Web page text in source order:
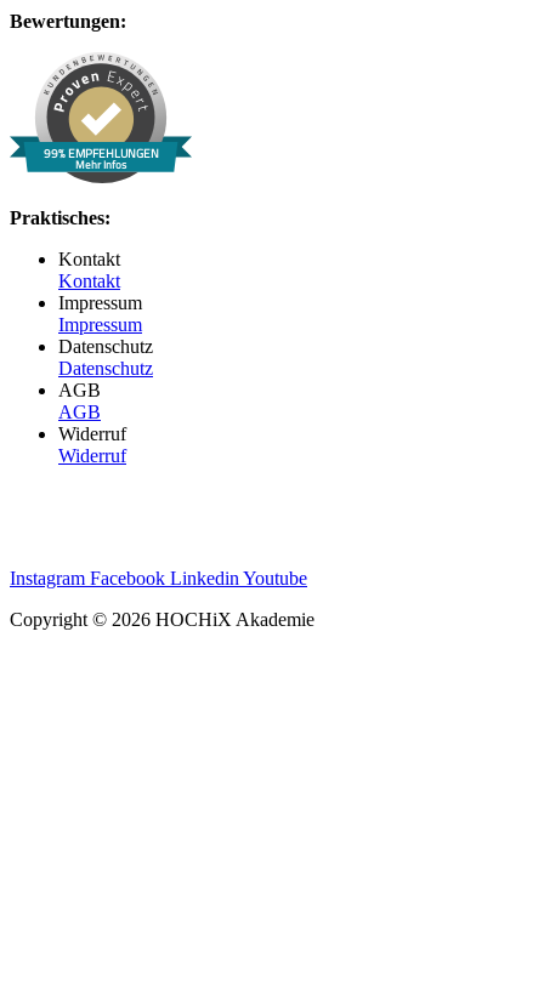
Bewertungen:
99% EMPFEHLUNGEN
Mehr Infos
Praktisches:
Kontakt
Kontakt
Impressum
Impressum
Datenschutz
Datenschutz
AGB
AGB
Widerruf
Widerruf
Instagram Facebook Linkedin Youtube
Copyright © 2026 HOCHiX Akademie